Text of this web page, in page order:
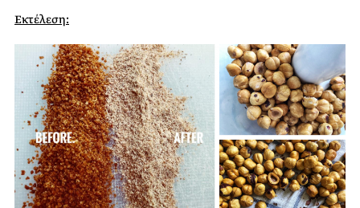
Εκτέλεση: